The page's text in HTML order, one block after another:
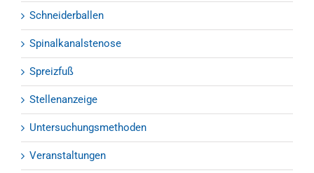
Schneiderballen
Spinalkanalstenose
Spreizfuß
Stellenanzeige
Untersuchungsmethoden
Veranstaltungen